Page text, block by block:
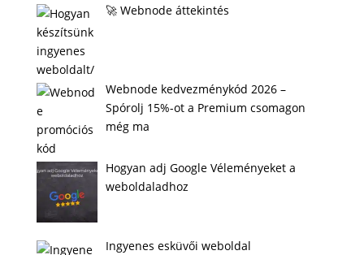
🚀 Webnode áttekintés
Webnode kedvezménykód 2026 –
Spórolj 15%-ot a Premium csomagon
még ma
Hogyan adj Google Véleményeket a
weboldaladhoz
Ingyenes esküvői weboldal